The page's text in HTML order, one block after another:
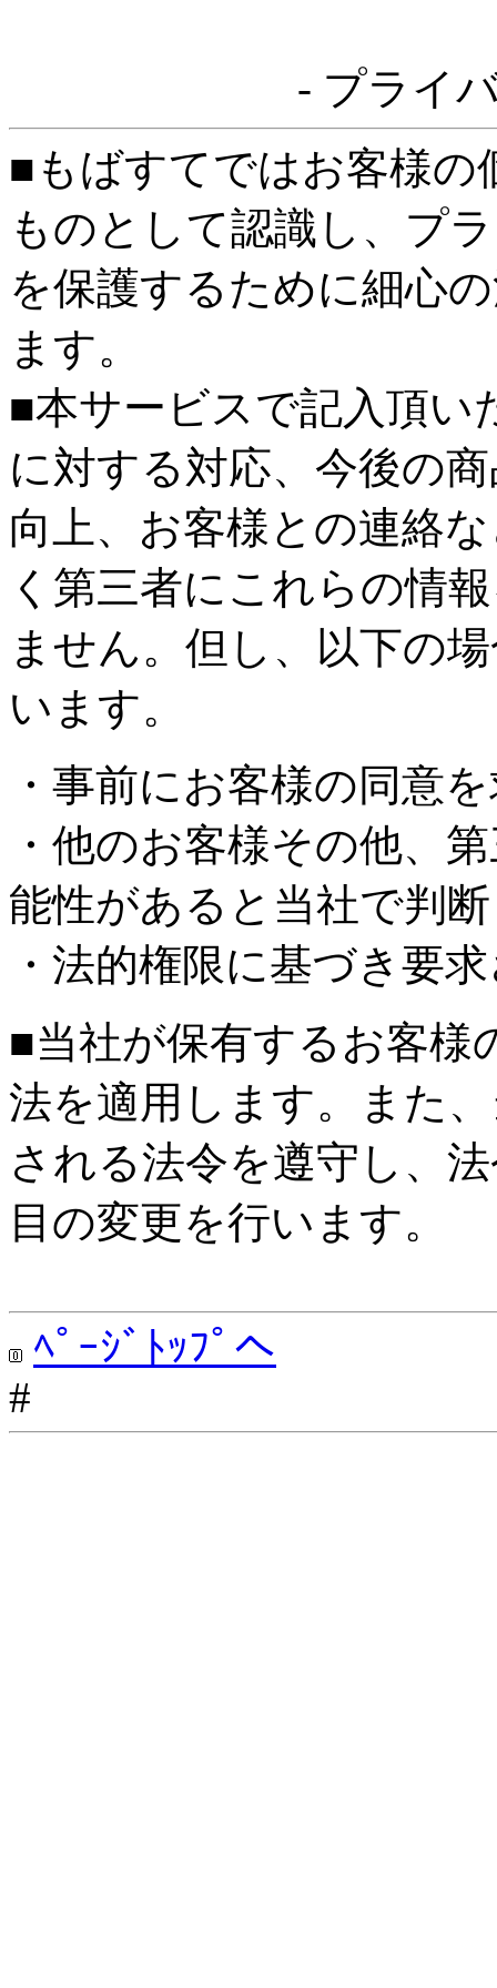
- プライ
■もばすてではお客様の
ものとして認識し、プ
を保護するために細心
ます。
■本サービスで記入頂い
に対する対応、今後の
向上、お客様との連絡
く第三者にこれらの情
ません。但し、以下の
います。
・事前にお客様の同意
・他のお客様その他、
能性があると当社で判
・法的権限に基づき要
■当社が保有するお客様
法を適用します。また
される法令を遵守し、
目の変更を行います。
ﾍﾟｰｼﾞﾄｯﾌﾟへ
#